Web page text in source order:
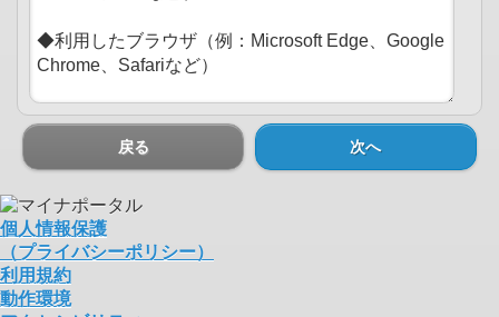
戻る 次へ
個人情報保護
（プライバシーポリシー）
利用規約
動作環境